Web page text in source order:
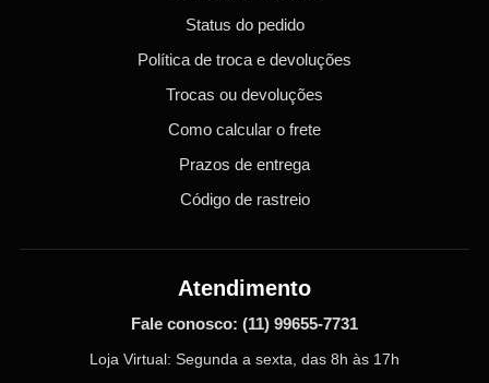
Status do pedido
Política de troca e devoluções
Trocas ou devoluções
Como calcular o frete
Prazos de entrega
Código de rastreio
Atendimento
Fale conosco: (11) 99655-7731
Loja Virtual: Segunda a sexta, das 8h às 17h